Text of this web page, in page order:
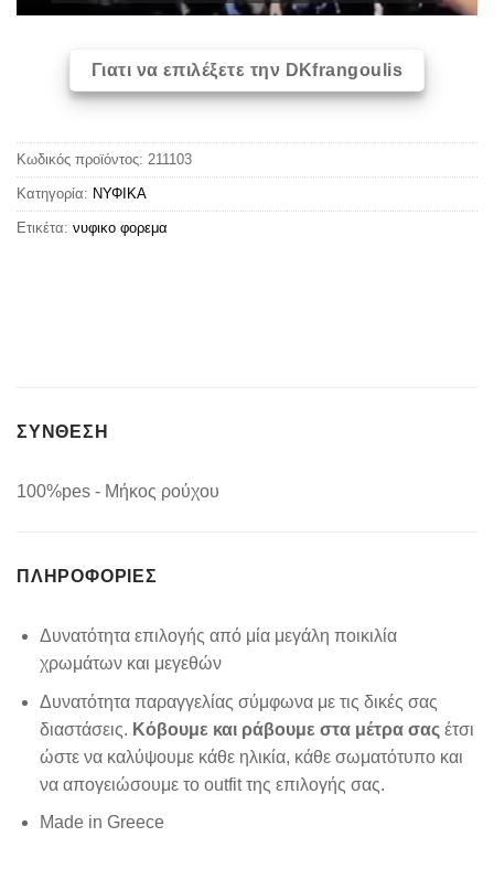
Γιατι να επιλέξετε την DKfrangoulis
Κωδικός προϊόντος: 211103
Κατηγορία: ΝΥΦΙΚΑ
Ετικέτα: νυφικο φορεμα
ΣΥΝΘΕΣΗ
100%pes - Μήκος ρούχου
ΠΛΗΡΟΦΟΡΊΕΣ
Δυνατότητα επιλογής από μία μεγάλη ποικιλία
χρωμάτων και μεγεθών
Δυνατότητα παραγγελίας σύμφωνα με τις δικές σας
διαστάσεις. Κόβουμε και ράβουμε στα μέτρα σας έτσι
ώστε να καλύψουμε κάθε ηλικία, κάθε σωματότυπο και
να απογειώσουμε το outfit της επιλογής σας.
Made in Greece